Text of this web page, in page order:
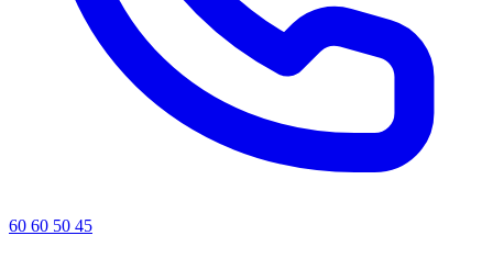
60 60 50 45